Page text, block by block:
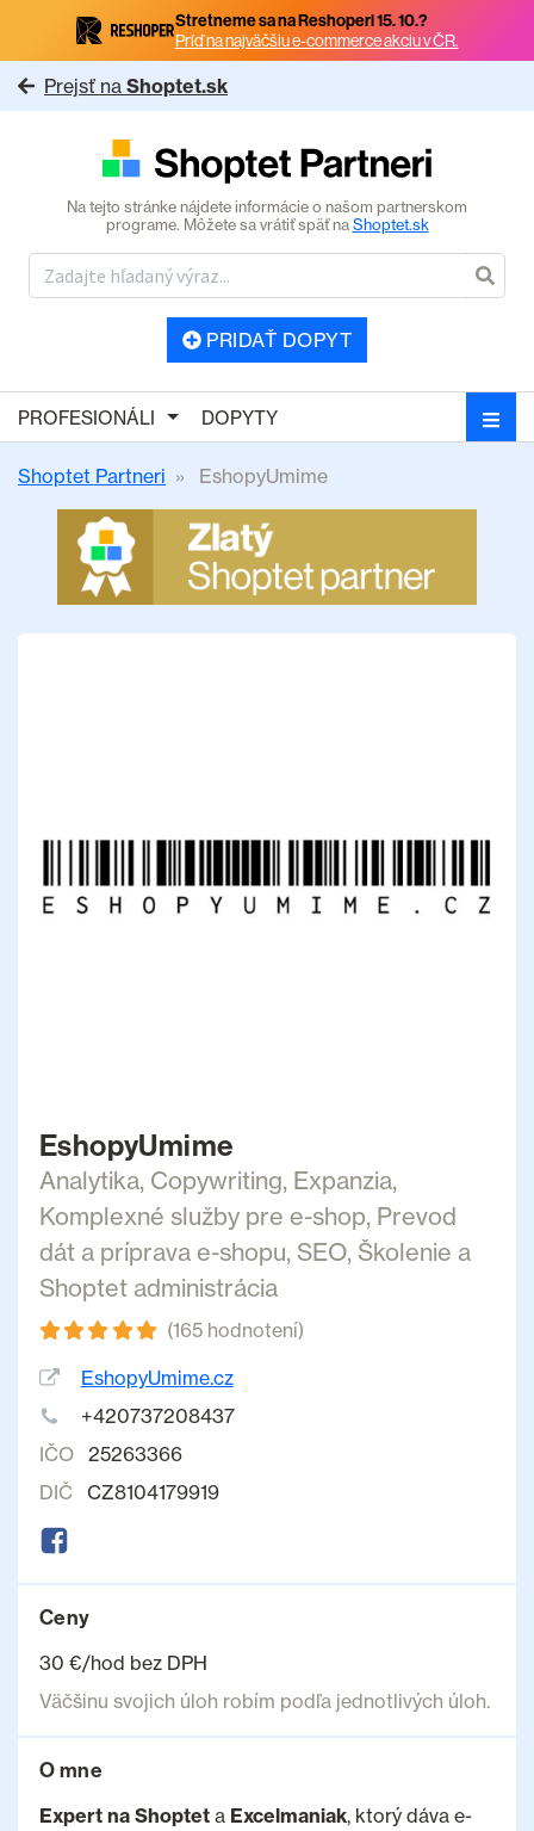
Stretneme sa na Reshoperi 15. 10.?
Príď na najväčšiu e-commerce akciu v ČR.
Prejsť na Shoptet.sk
Na tejto stránke nájdete informácie o našom partnerskom
programe. Môžete sa vrátiť späť naShoptet.sk
PRIDAŤ DOPYT
PROFESIONÁLI DOPYTY
Shoptet Partneri EshopyUmime
EshopyUmime
Analytika, Copywriting, Expanzia,
Komplexné služby pre e-shop, Prevod
dát a príprava e-shopu, SEO, Školenie a
Shoptet administrácia
(165 hodnotení)
EshopyUmime.cz
+420737208437
IČO
25263366
DIČ
CZ8104179919
Ceny
30 €/hod bez DPH
Väčšinu svojich úloh robím podľa jednotlivých úloh.
O mne
Expert na Shopteta Excelmaniak, ktorý dáva e-